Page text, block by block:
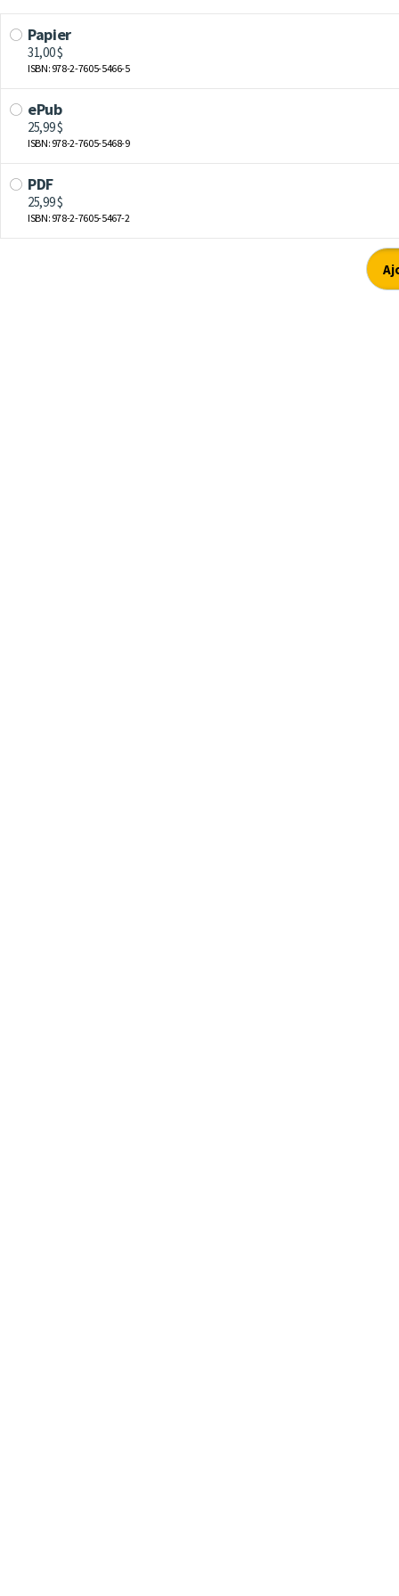
Papier
31,00 $
ISBN: 978-2-7605-5466-5
ePub
25,99 $
ISBN: 978-2-7605-5468-9
PDF
25,99 $
ISBN: 978-2-7605-5467-2